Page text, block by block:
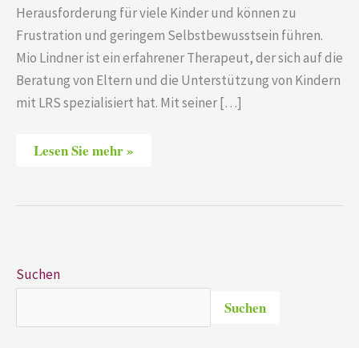
Herausforderung für viele Kinder und können zu
Frustration und geringem Selbstbewusstsein führen.
Mio Lindner ist ein erfahrener Therapeut, der sich auf die
Beratung von Eltern und die Unterstützung von Kindern
mit LRS spezialisiert hat. Mit seiner […]
Lesen Sie mehr »
Suchen
Suchen